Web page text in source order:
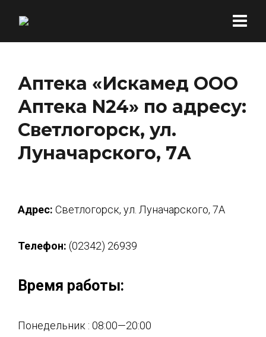
Аптека «Искамед ООО
Аптека N24» по адресу:
Светлогорск, ул.
Луначарского, 7А
Адрес: Светлогорск, ул. Луначарского, 7А
Телефон: (02342) 26939
Время работы:
Понедельник : 08:00—20:00